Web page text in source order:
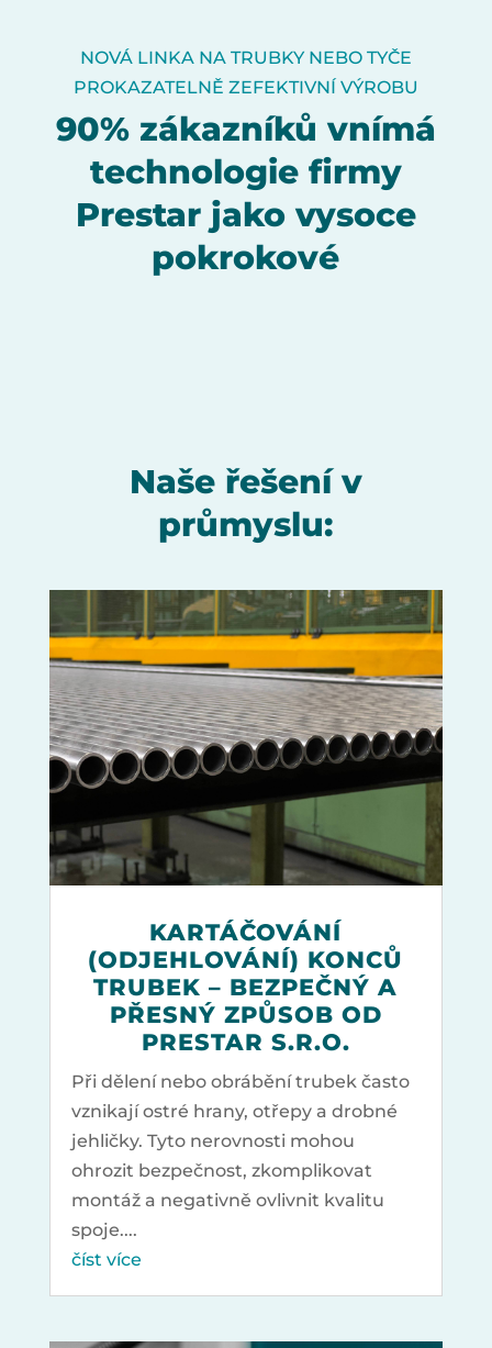
NOVÁ LINKA NA TRUBKY NEBO TYČE
PROKAZATELNĚ ZEFEKTIVNÍ VÝROBU
90% zákazníků vnímá
technologie firmy
Prestar jako vysoce
pokrokové
Naše řešení v
průmyslu:
KARTÁČOVÁNÍ
(ODJEHLOVÁNÍ) KONCŮ
TRUBEK – BEZPEČNÝ A
PŘESNÝ ZPŮSOB OD
PRESTAR S.R.O.
Při dělení nebo obrábění trubek často
vznikají ostré hrany, otřepy a drobné
jehličky. Tyto nerovnosti mohou
ohrozit bezpečnost, zkomplikovat
montáž a negativně ovlivnit kvalitu
spoje....
číst více